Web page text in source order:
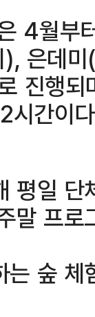
4월부
은데
진행
간이
평일
말 프
숲